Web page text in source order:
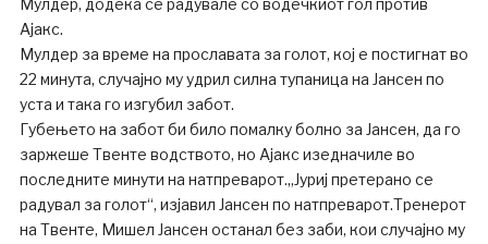
Мулдер, додека се радувале со водечкиот гол против
Ајакс.
Мулдер за време на прославата за голот, кој е постигнат во
22 минута, случајно му удрил силна тупаница на Јансен по
уста и така го изгубил забот.
Губењето на забот би било помалку болно за Јансен, да го
заржеше Твенте водството, но Ајакс изедначиле во
последните минути на натпреварот.„Јуриј претерано се
радувал за голот“, изјавил Јансен по натпреварот.Тренерот
на Твенте, Мишел Јансен останал без заби, кои случајно му